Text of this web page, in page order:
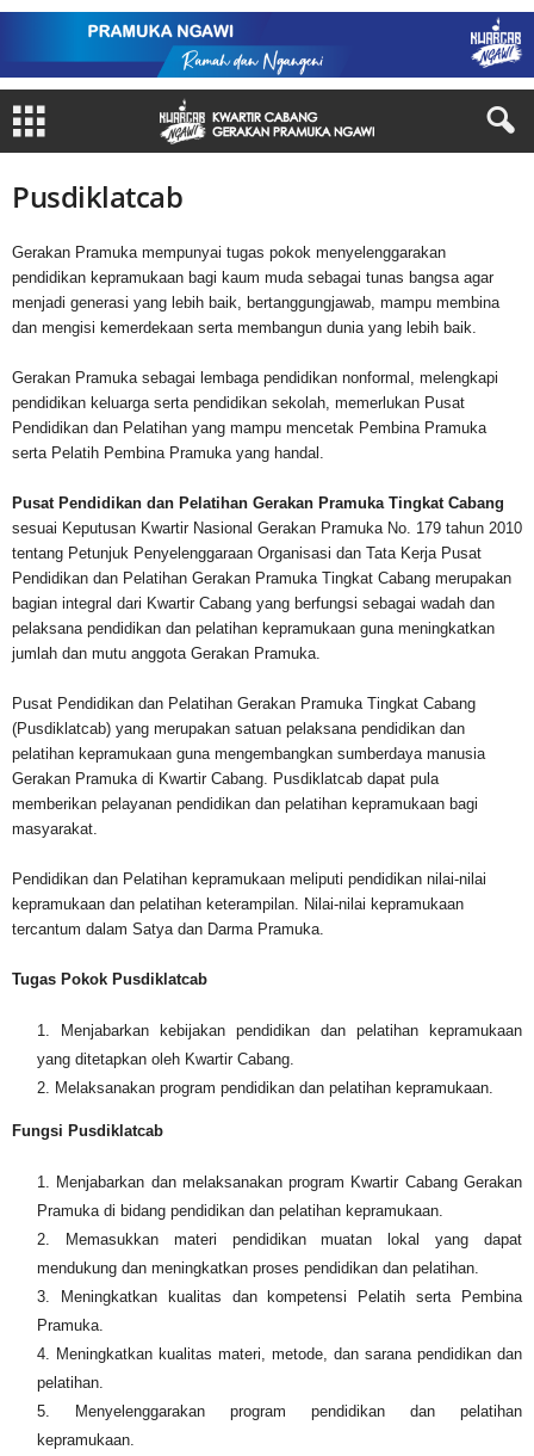
Pusdiklatcab
Gerakan Pramuka mempunyai tugas pokok menyelenggarakan
pendidikan kepramukaan bagi kaum muda sebagai tunas bangsa agar
menjadi generasi yang lebih baik, bertanggungjawab, mampu membina
dan mengisi kemerdekaan serta membangun dunia yang lebih baik.
Gerakan Pramuka sebagai lembaga pendidikan nonformal, melengkapi
pendidikan keluarga serta pendidikan sekolah, memerlukan Pusat
Pendidikan dan Pelatihan yang mampu mencetak Pembina Pramuka
serta Pelatih Pembina Pramuka yang handal.
Pusat Pendidikan dan Pelatihan Gerakan Pramuka Tingkat Cabang
sesuai Keputusan Kwartir Nasional Gerakan Pramuka No. 179 tahun 2010
tentang Petunjuk Penyelenggaraan Organisasi dan Tata Kerja Pusat
Pendidikan dan Pelatihan Gerakan Pramuka Tingkat Cabang merupakan
bagian integral dari Kwartir Cabang yang berfungsi sebagai wadah dan
pelaksana pendidikan dan pelatihan kepramukaan guna meningkatkan
jumlah dan mutu anggota Gerakan Pramuka.
Pusat Pendidikan dan Pelatihan Gerakan Pramuka Tingkat Cabang
(Pusdiklatcab) yang merupakan satuan pelaksana pendidikan dan
pelatihan kepramukaan guna mengembangkan sumberdaya manusia
Gerakan Pramuka di Kwartir Cabang. Pusdiklatcab dapat pula
memberikan pelayanan pendidikan dan pelatihan kepramukaan bagi
masyarakat.
Pendidikan dan Pelatihan kepramukaan meliputi pendidikan nilai-nilai
kepramukaan dan pelatihan keterampilan. Nilai-nilai kepramukaan
tercantum dalam Satya dan Darma Pramuka.
Tugas Pokok Pusdiklatcab
Menjabarkan kebijakan pendidikan dan pelatihan kepramukaan
yang ditetapkan oleh Kwartir Cabang.
Melaksanakan program pendidikan dan pelatihan kepramukaan.
Fungsi Pusdiklatcab
Menjabarkan dan melaksanakan program Kwartir Cabang Gerakan
Pramuka di bidang pendidikan dan pelatihan kepramukaan.
Memasukkan materi pendidikan muatan lokal yang dapat
mendukung dan meningkatkan proses pendidikan dan pelatihan.
Meningkatkan kualitas dan kompetensi Pelatih serta Pembina
Pramuka.
Meningkatkan kualitas materi, metode, dan sarana pendidikan dan
pelatihan.
Menyelenggarakan program pendidikan dan pelatihan
kepramukaan.